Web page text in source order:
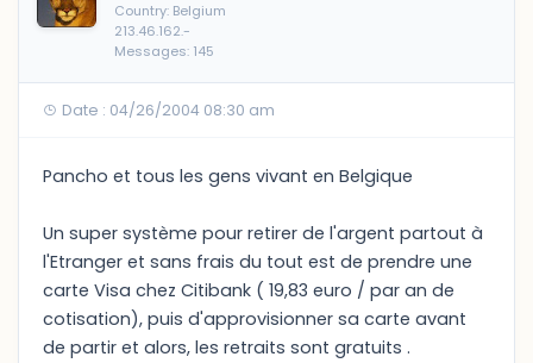
Country: Belgium
213.46.162.-
Messages: 145
Date : 04/26/2004 08:30 am
Pancho et tous les gens vivant en Belgique
Un super système pour retirer de l'argent partout à
l'Etranger et sans frais du tout est de prendre une
carte Visa chez Citibank ( 19,83 euro / par an de
cotisation), puis d'approvisionner sa carte avant
de partir et alors, les retraits sont gratuits .